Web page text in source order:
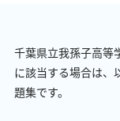
千葉県立我孫子高等
に該当する場合は、
題集です。